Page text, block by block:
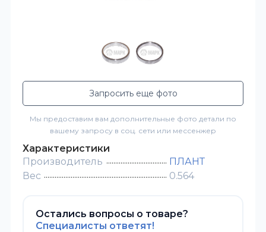
Запросить еще фото
Мы предоставим вам дополнительные фото детали по
вашему запросу в соц. сети или мессенжер
Характеристики
Производитель
ПЛАНТ
Вес
0.564
Остались вопросы о товаре?
Специалисты ответят!